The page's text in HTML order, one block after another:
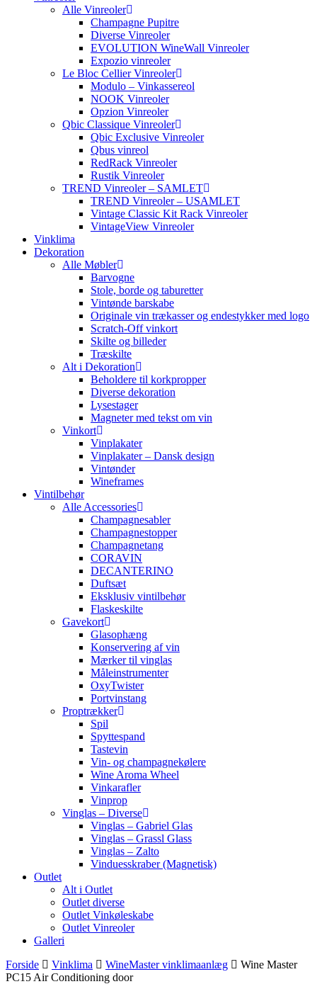
Alle Vinreoler
Champagne Pupitre
Diverse Vinreoler
EVOLUTION WineWall Vinreoler
Expozio vinreoler
Le Bloc Cellier Vinreoler
Modulo – Vinkassereol
NOOK Vinreoler
Opzion Vinreoler
Qbic Classique Vinreoler
Qbic Exclusive Vinreoler
Qbus vinreol
RedRack Vinreoler
Rustik Vinreoler
TREND Vinreoler – SAMLET
TREND Vinreoler – USAMLET
Vintage Classic Kit Rack Vinreoler
VintageView Vinreoler
Vinklima
Dekoration
Alle Møbler
Barvogne
Stole, borde og taburetter
Vintønde barskabe
Originale vin trækasser og endestykker med logo
Scratch-Off vinkort
Skilte og billeder
Træskilte
Alt i Dekoration
Beholdere til korkpropper
Diverse dekoration
Lysestager
Magneter med tekst om vin
Vinkort
Vinplakater
Vinplakater – Dansk design
Vintønder
Wineframes
Vintilbehør
Alle Accessories
Champagnesabler
Champagnestopper
Champagnetang
CORAVIN
DECANTERINO
Duftsæt
Eksklusiv vintilbehør
Flaskeskilte
Gavekort
Glasophæng
Konservering af vin
Mærker til vinglas
Måleinstrumenter
OxyTwister
Portvinstang
Proptrækker
Spil
Spyttespand
Tastevin
Vin- og champagnekølere
Wine Aroma Wheel
Vinkarafler
Vinprop
Vinglas – Diverse
Vinglas – Gabriel Glas
Vinglas – Grassl Glass
Vinglas – Zalto
Vinduesskraber (Magnetisk)
Outlet
Alt i Outlet
Outlet diverse
Outlet Vinkøleskabe
Outlet Vinreoler
Galleri
Forside
Vinklima WineMaster vinklimaanlæg
Wine Master
PC15 Air Conditioning door